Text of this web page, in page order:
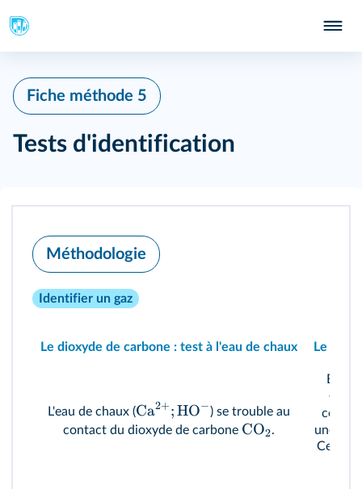
Fiche méthode 5
Tests d'identification
Méthodologie
Identifier un gaz
Le dioxyde de carbone : test à l'eau de chaux Le
L'eau de chaux (Ca2+;HO−) se trouble au
contact du dioxyde de carbone CO2.
En
une
Ce test